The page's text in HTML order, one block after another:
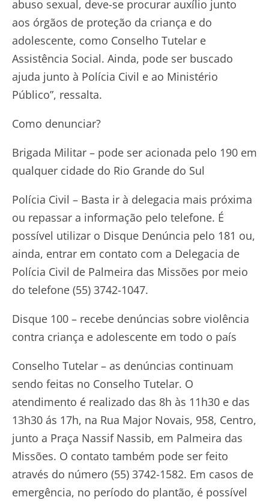
abuso sexual, deve-se procurar auxílio junto
aos órgãos de proteção da criança e do
adolescente, como Conselho Tutelar e
Assistência Social. Ainda, pode ser buscado
ajuda junto à Polícia Civil e ao Ministério
Público”, ressalta.
Como denunciar?
Brigada Militar – pode ser acionada pelo 190 em
qualquer cidade do Rio Grande do Sul
Polícia Civil – Basta ir à delegacia mais próxima
ou repassar a informação pelo telefone. É
possível utilizar o Disque Denúncia pelo 181 ou,
ainda, entrar em contato com a Delegacia de
Polícia Civil de Palmeira das Missões por meio
do telefone (55) 3742-1047.
Disque 100 – recebe denúncias sobre violência
contra criança e adolescente em todo o país
Conselho Tutelar – as denúncias continuam
sendo feitas no Conselho Tutelar. O
atendimento é realizado das 8h às 11h30 e das
13h30 ás 17h, na Rua Major Novais, 958, Centro,
junto a Praça Nassif Nassib, em Palmeira das
Missões. O contato também pode ser feito
através do número (55) 3742-1582. Em casos de
emergência, no período do plantão, é possível